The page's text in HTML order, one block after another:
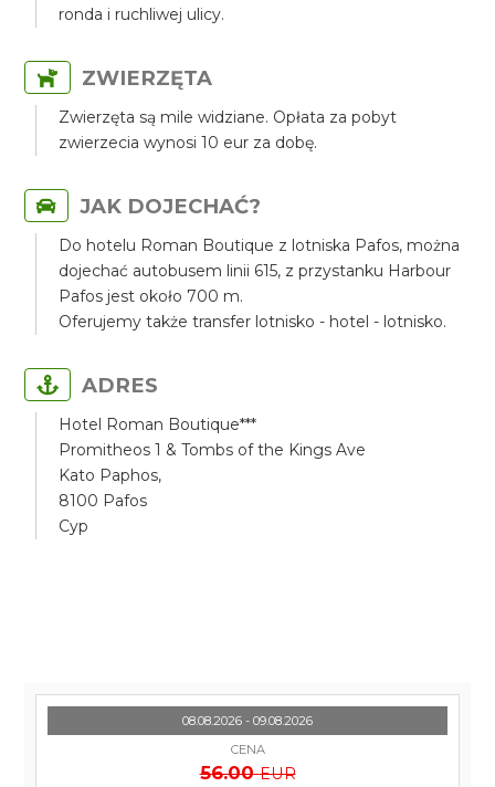
ronda i ruchliwej ulicy.
ZWIERZĘTA
Zwierzęta są mile widziane. Opłata za pobyt
zwierzecia wynosi 10 eur za dobę.
JAK DOJECHAĆ?
Do hotelu Roman Boutique z lotniska Pafos, można
dojechać autobusem linii 615, z przystanku Harbour
Pafos jest około 700 m.
Oferujemy także transfer lotnisko - hotel - lotnisko.
ADRES
Hotel Roman Boutique***
Promitheos 1 & Tombs of the Kings Ave
Kato Paphos,
8100 Pafos
Cyp
08.08.2026 - 09.08.2026
CENA
56.00 EUR